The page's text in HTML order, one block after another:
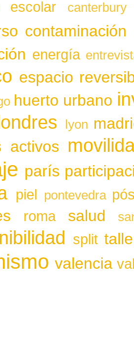
escolar canterbury
contaminación
energía
espacio
huerto urbano
lyon
activos
parís
piel pontevedra
roma salud
split
valencia